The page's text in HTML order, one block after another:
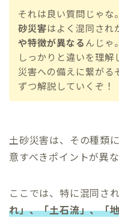
それは良い質問じゃな
砂災害はよく混同され
や特徴が異なるんじゃ。
しっかりと違いを理解
災害への備えに繋がる
ずつ解説していくぞ！
土砂災害は、その種類
意すべきポイントが異な
ここでは、特に混同さ
れ」、「土石流」、「